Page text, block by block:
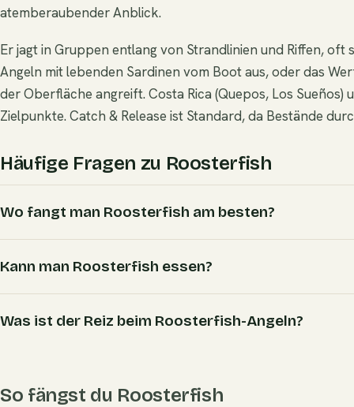
atemberaubender Anblick.
Er jagt in Gruppen entlang von Strandlinien und Riffen, oft
Angeln mit lebenden Sardinen vom Boot aus, oder das
der Oberfläche angreift. Costa Rica (Quepos, Los
Zielpunkte. Catch & Release ist Standard, da Bestände
Häufige Fragen zu Roosterfish
Wo fangt man Roosterfish am besten?
Kann man Roosterfish essen?
Was ist der Reiz beim Roosterfish-Angeln?
So fängst du Roosterfish